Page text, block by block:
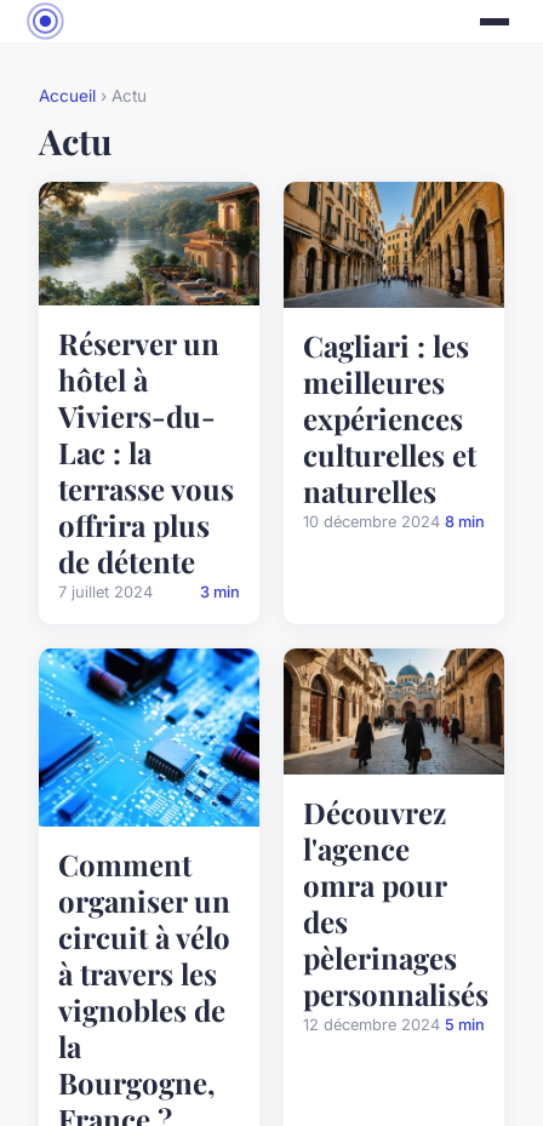
Accueil › Actu
Actu
Réserver un
hôtel à
Viviers-du-
Lac : la
terrasse vous
offrira plus
de détente
7 juillet 2024 3 min
Cagliari : les
meilleures
expériences
culturelles et
naturelles
10 décembre 2024 8 min
Comment
organiser un
circuit à vélo
à travers les
vignobles de
la
Bourgogne,
France ?
Découvrez
l'agence
omra pour
des
pèlerinages
personnalisés
12 décembre 2024 5 min